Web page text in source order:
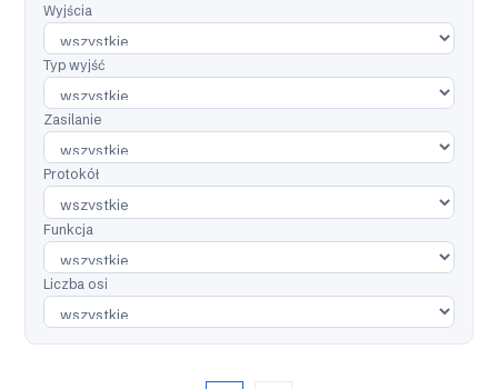
Wyjścia
Typ wyjść
Zasilanie
Protokół
Funkcja
Liczba osi